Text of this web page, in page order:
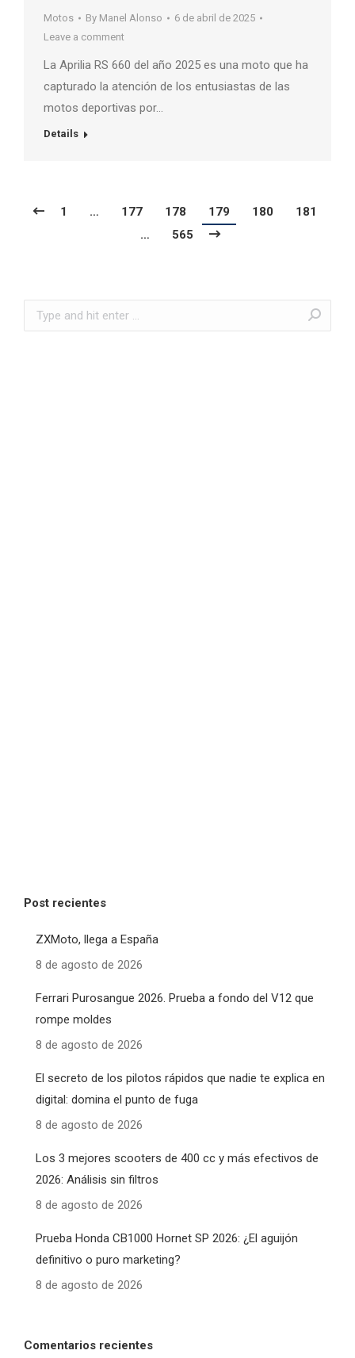
Motos By Manel Alonso
6 de abril de 2025
Leave a comment
La Aprilia RS 660 del año 2025 es una moto que ha
capturado la atención de los entusiastas de las
motos deportivas por…
Details
1 … 177 178 179 180
181
…
565
Search:
Post recientes
ZXMoto, llega a España
8 de agosto de 2026
Ferrari Purosangue 2026. Prueba a fondo del V12 que
rompe moldes
8 de agosto de 2026
El secreto de los pilotos rápidos que nadie te explica en
digital: domina el punto de fuga
8 de agosto de 2026
Los 3 mejores scooters de 400 cc y más efectivos de
2026: Análisis sin filtros
8 de agosto de 2026
Prueba Honda CB1000 Hornet SP 2026: ¿El aguijón
definitivo o puro marketing?
8 de agosto de 2026
Comentarios recientes